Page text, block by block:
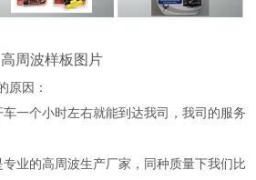
高周波样板图片
原因：
一个小时左右就能到达我司，我司的服务
业的高周波生产厂家，同种质量下我们比